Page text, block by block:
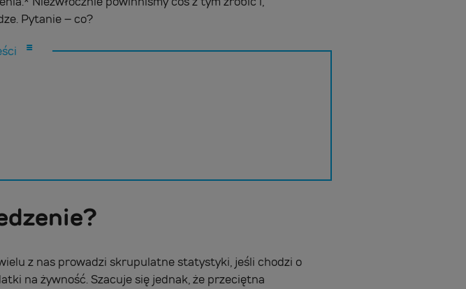
Pytanie – co?
z nas prowadzi skrupulatne statystyki, jeśli chodzi o
na żywność. Szacuje się jednak, że przeciętna